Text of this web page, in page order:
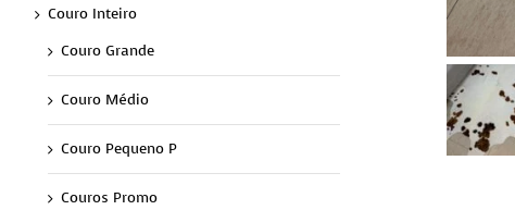
Couro Inteiro
Couro Grande
Couro Médio
Couro Pequeno P
Couros Promo